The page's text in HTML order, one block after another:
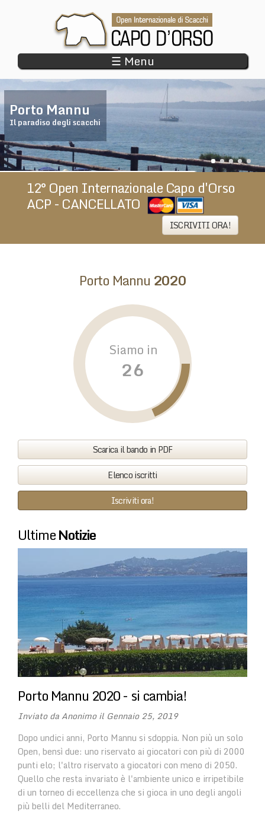
☰ Menu
Porto Mannu
Il paradiso degli scacchi
12° Open Internazionale Capo d'Orso
ACP - CANCELLATO
ISCRIVITI ORA!
Porto Mannu 2020
Siamo in
Scarica il bando in PDF
Elenco iscritti
Iscriviti ora!
UltimeNotizie
Porto Mannu 2020 - si cambia!
Inviato da Anonimoil Gennaio 25, 2019
Dopo undici anni, Porto Mannu si sdoppia. Non più un solo
Open, bensì due: uno riservato ai giocatori con più di 2000
punti elo; l'altro riservato a giocatori con meno di 2050.
Quello che resta invariato è l'ambiente unico e irripetibile
di un torneo di eccellenza che si gioca in uno degli angoli
più belli del Mediterraneo.